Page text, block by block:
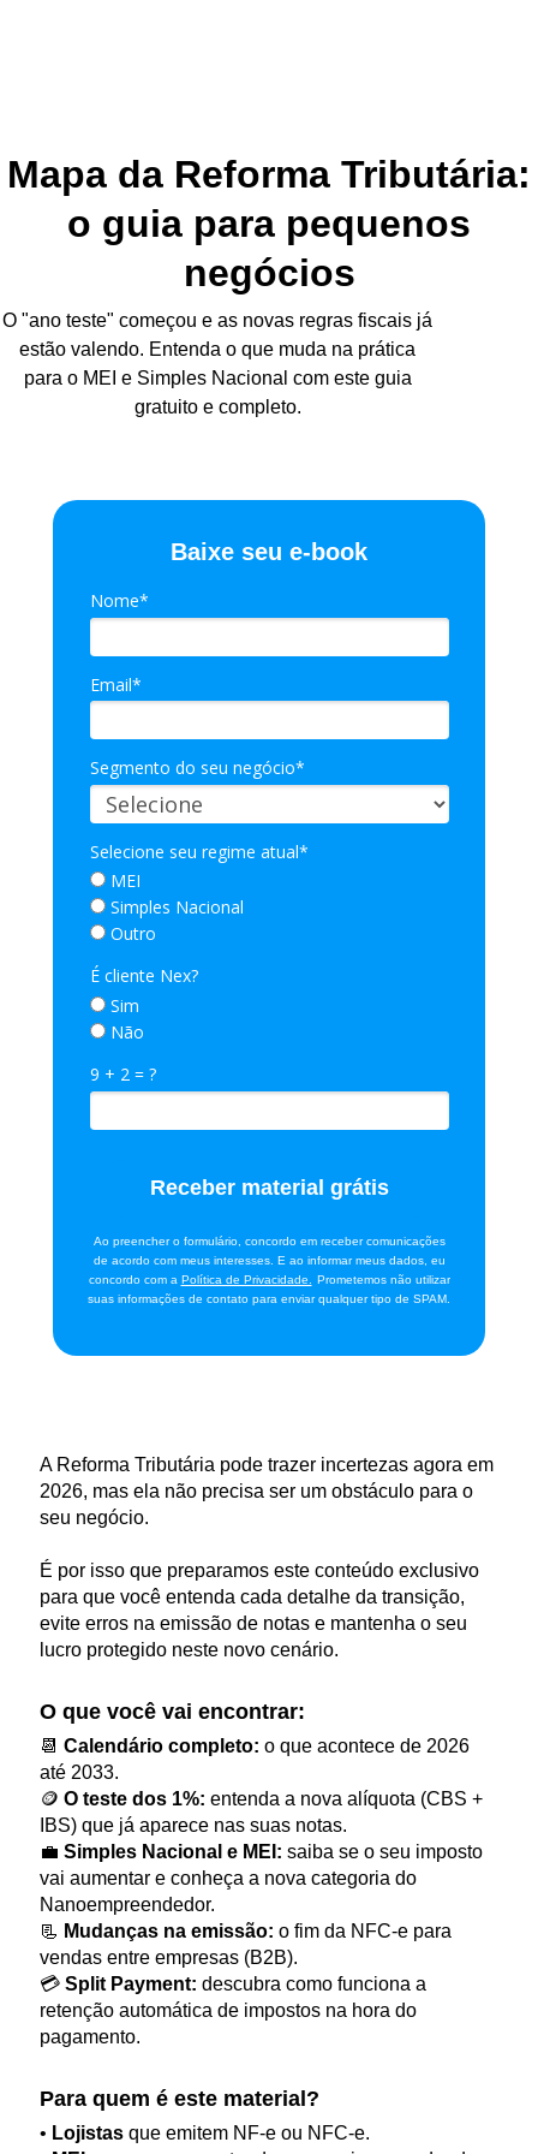
Mapa da Reforma Tributária:
o guia para pequenos
negócios
O "ano teste" começou e as novas regras fiscais já
estão valendo. Entenda o que muda na prática
para o MEI e Simples Nacional com este guia
gratuito e completo.
Baixe seu e-book
Nome*
Email*
Segmento do seu negócio*
Selecione seu regime atual*
MEI
Simples Nacional
Outro
É cliente Nex?
Sim
Não
9 + 2 = ?
Receber material grátis
Ao preencher o formulário, concordo em receber comunicações
de acordo com meus interesses. E ao informar meus dados, eu
concordo com a Política de Privacidade.
Prometemos não utilizar
suas informações de contato para enviar qualquer tipo de SPAM.
A Reforma Tributária pode trazer incertezas agora em
2026, mas ela não precisa ser um obstáculo para o
seu negócio.
É por isso que preparamos este conteúdo exclusivo
para que você entenda cada detalhe da transição,
evite erros na emissão de notas e mantenha o seu
lucro protegido neste novo cenário.
O que você vai encontrar:
📆 Calendário completo: o que acontece de 2026
até 2033.
🪙 O teste dos 1%: entenda a nova alíquota (CBS +
IBS) que já aparece nas suas notas.
💼 Simples Nacional e MEI: saiba se o seu imposto
vai aumentar e conheça a nova categoria do
Nanoempreendedor.
📃 Mudanças na emissão: o fim da NFC-e para
vendas entre empresas (B2B).
💳 Split Payment: descubra como funciona a
retenção automática de impostos na hora do
pagamento.
Para quem é este material?
• Lojistas que emitem NF-e ou NFC-e.